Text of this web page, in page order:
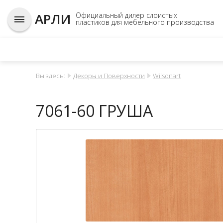
АРЛИ Официальный дилер слоистых
пластиков для мебельного производства
Вы здесь: Декоры и Поверхности Wilsonart
7061-60 ГРУША